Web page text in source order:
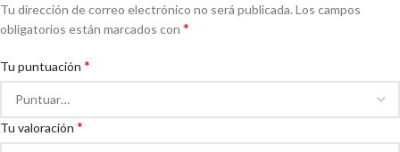
Tu dirección de correo electrónico no será publicada. Los campos
obligatorios están marcados con *
Tu puntuación *
Tu valoración *